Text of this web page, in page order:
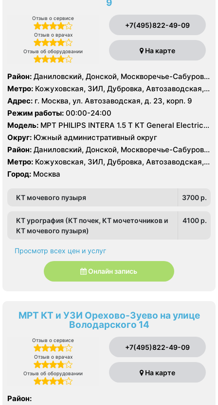
9
Отзыв о сервисе
Отзыв о врачах
Отзыв об оборудовании
+7(495)822-49-09
На карте
Район: Даниловский, Донской, Москворечье-Сабурово,
Нагатино-Садовники, Нагатинский Затон, Нагорный
Метро: Кожуховская, ЗИЛ, Дубровка, Автозаводская,
Нагатинская, Технопарк, Тульская, Угрешская
Адрес: г. Москва, ул. Автозаводская, д. 23, корп. 9
Режим работы: 00:00-24:00
Модель: МРТ PHILIPS INTERA 1.5 T КТ General Electric
LIGHT SPEED 64 среза
Округ: Южный административный округ
Район: Даниловский, Донской, Москворечье-Сабурово,
Нагатино-Садовники, Нагатинский Затон, Нагорный
Метро: Кожуховская, ЗИЛ, Дубровка, Автозаводская,
Нагатинская, Технопарк, Тульская, Угрешская
Город: Москва
КТ мочевого пузыря 3700 p.
КТ урография (КТ почек, КТ мочеточников и
КТ мочевого пузыря)
4100 p.
Просмотр всех цен и услуг
Онлайн запись
МРТ КТ и УЗИ Орехово-Зуево на улице
Володарского 14
Отзыв о сервисе
Отзыв о врачах
Отзыв об оборудовании
+7(495)822-49-09
На карте
Район: